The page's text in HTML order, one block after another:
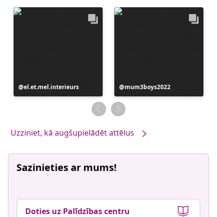
Ierakstu
publicējis
el.et.mel.interieurs
Ierakstu
publicējis
mum3boys2022
Uzziniet, kā augšupielādēt attēlus
Sazinieties ar mums!
Doties uz Palīdzības centru